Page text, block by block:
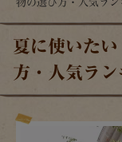
夏に使いた
方・人気ラ